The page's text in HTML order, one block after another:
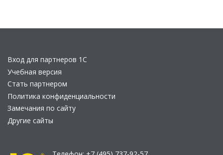
Вход для партнеров 1С
Учебная версия
Стать партнером
Политика конфиденциальности
Замечания по сайту
Другие сайты